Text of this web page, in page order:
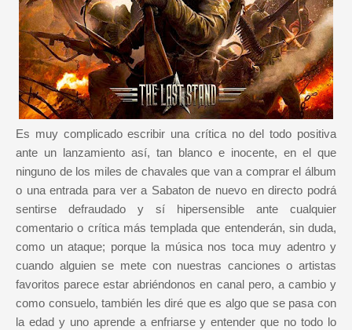
Es muy complicado escribir una crítica no del todo positiva
ante un lanzamiento así, tan blanco e inocente, en el que
ninguno de los miles de chavales que van a comprar el álbum
o una entrada para ver a Sabaton de nuevo en directo podrá
sentirse defraudado y sí hipersensible ante cualquier
comentario o crítica más templada que entenderán, sin duda,
como un ataque; porque la música nos toca muy adentro y
cuando alguien se mete con nuestras canciones o artistas
favoritos parece estar abriéndonos en canal pero, a cambio y
como consuelo, también les diré que es algo que se pasa con
la edad y uno aprende a enfriarse y entender que no todo lo